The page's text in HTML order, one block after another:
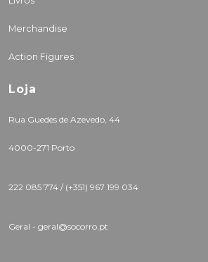
Merchandise
Action Figures
Loja
Rua Guedes de Azevedo, 44
4000-271 Porto
222 085 774 / (+351) 967 199 034
Geral - geral@socorro.pt